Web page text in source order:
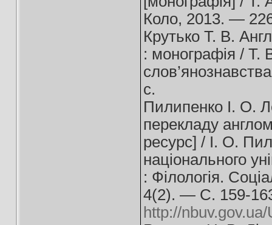
Коло, 2013. —
Крутько Т. В.
: монографія / Т.
c.
Пилипенко І. О.
перекладу
ресурс] / І. О.
національного
: Філологія.
4(2). — С. 159-
http://